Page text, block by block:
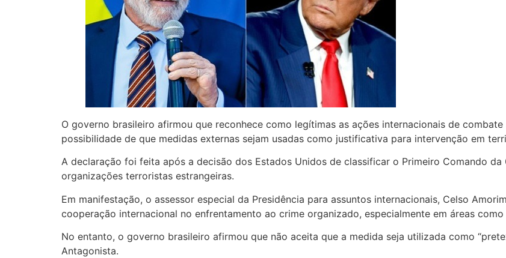
O governo brasileiro afirmou que reconhece como legítimas as ações internacionais de
possibilidade de que medidas externas sejam usadas como justificativa para intervenção em
A declaração foi feita após a decisão dos Estados Unidos de classificar o Primeiro Comando
organizações terroristas estrangeiras.
Em manifestação, o assessor especial da Presidência para assuntos internacionais, Celso
cooperação internacional no enfrentamento ao crime organizado, especialmente em áreas
No entanto, o governo brasileiro afirmou que não aceita que a medida seja utilizada como
Antagonista.